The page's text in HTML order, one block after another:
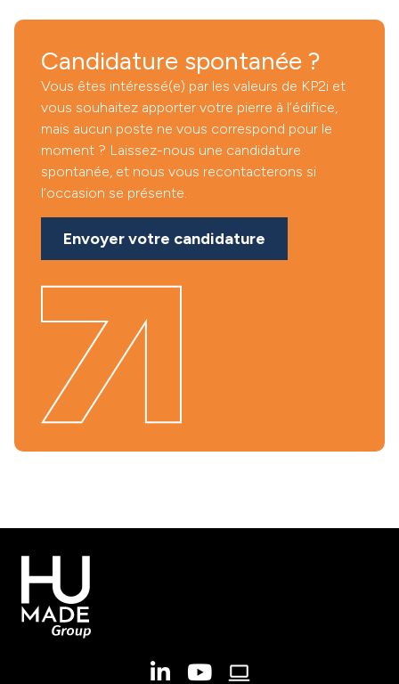
Candidature spontanée ?
Vous êtes intéressé(e) par les valeurs de KP2i et
vous souhaitez apporter votre pierre à l’édifice,
mais aucun poste ne vous correspond pour le
moment ? Laissez-nous une candidature
spontanée, et nous vous recontacterons si
l’occasion se présente.
Envoyer votre candidature